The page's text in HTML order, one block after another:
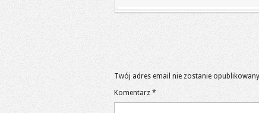
Twój adres email nie zostanie
Komentarz *